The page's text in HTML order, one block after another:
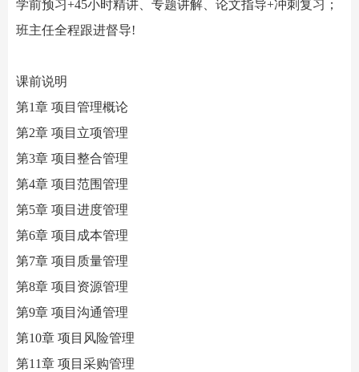
学前预习+45小时精讲、专题讲解、论文指导+冲刺复习；
班主任全程跟进督导!
课前说明
第1章 项目管理概论
第2章 项目立项管理
第3章 项目整合管理
第4章 项目范围管理
第5章 项目进度管理
第6章 项目成本管理
第7章 项目质量管理
第8章 项目资源管理
第9章 项目沟通管理
第10章 项目风险管理
第11章 项目采购管理